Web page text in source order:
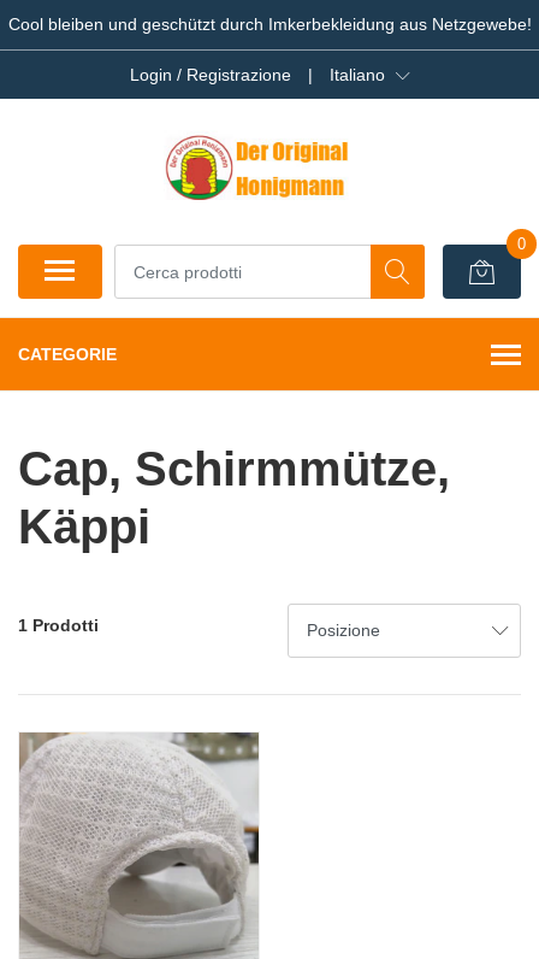
Cool bleiben und geschützt durch Imkerbekleidung aus Netzgewebe!
Login / Registrazione | Italiano
0
CATEGORIE
Cap, Schirmmütze,
Käppi
1 Prodotti